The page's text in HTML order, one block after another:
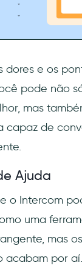
dores e os
pode não
mas
capaz de
Ajuda
o Intercom
uma
mas
acabam por aí.